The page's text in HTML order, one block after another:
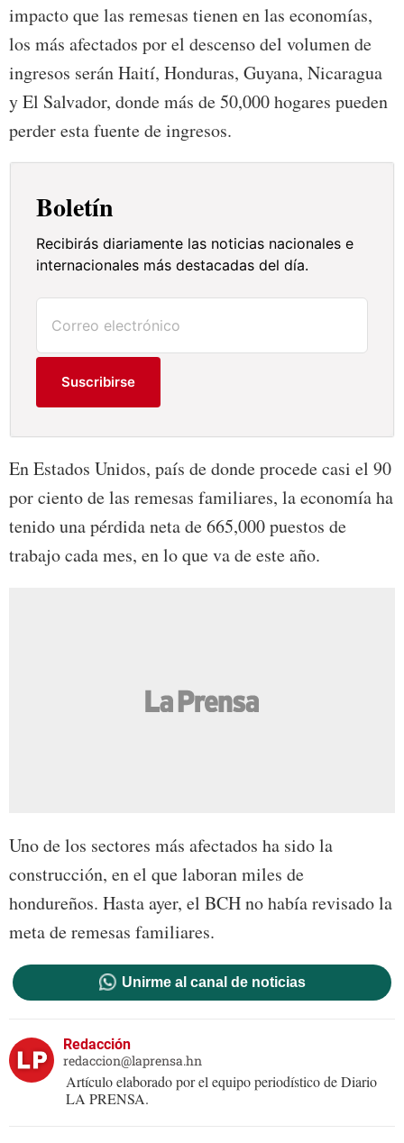
impacto que las remesas tienen en las economías,
los más afectados por el descenso del volumen de
ingresos serán Haití, Honduras, Guyana, Nicaragua
y El Salvador, donde más de 50,000 hogares pueden
perder esta fuente de ingresos.
Boletín
Recibirás diariamente las noticias nacionales e
internacionales más destacadas del día.
Suscribirse
En Estados Unidos, país de donde procede casi el 90
por ciento de las remesas familiares, la economía ha
tenido una pérdida neta de 665,000 puestos de
trabajo cada mes, en lo que va de este año.
Uno de los sectores más afectados ha sido la
construcción, en el que laboran miles de
hondureños. Hasta ayer, el BCH no había revisado la
meta de remesas familiares.
Unirme al canal de noticias
Redacción
redaccion@laprensa.hn
Artículo elaborado por el equipo periodístico de Diario
LA PRENSA.